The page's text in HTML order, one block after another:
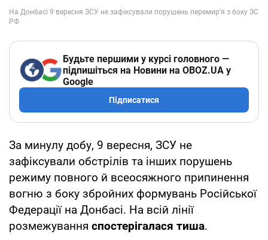
Будьте першими у курсі головного —
підпишіться на Новини на OBOZ.UA у
Google
Підписатися
За минулу добу, 9 вересня, ЗСУ не
зафіксували обстрілів та інших порушень
режиму повного й всеосяжного припинення
вогню з боку збройних формувань Російської
Федерації на Донбасі. На всій лінії
розмежування спостерігалася тиша.